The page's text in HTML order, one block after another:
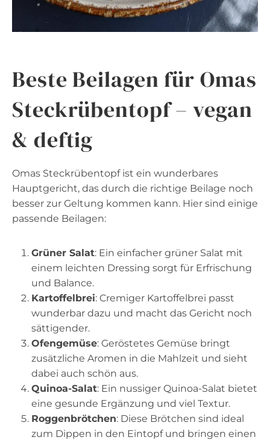
Beste Beilagen für Omas
Steckrübentopf – vegan
& deftig
Omas Steckrübentopf ist ein wunderbares
Hauptgericht, das durch die richtige Beilage noch
besser zur Geltung kommen kann. Hier sind einige
passende Beilagen:
Grüner Salat: Ein einfacher grüner Salat mit
einem leichten Dressing sorgt für Erfrischung
und Balance.
Kartoffelbrei: Cremiger Kartoffelbrei passt
wunderbar dazu und macht das Gericht noch
sättigender.
Ofengemüse: Geröstetes Gemüse bringt
zusätzliche Aromen in die Mahlzeit und sieht
dabei auch schön aus.
Quinoa-Salat: Ein nussiger Quinoa-Salat bietet
eine gesunde Ergänzung und viel Textur.
Roggenbrötchen: Diese Brötchen sind ideal
zum Dippen in den Eintopf und bringen einen